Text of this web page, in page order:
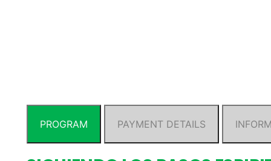
PROGRAM PAYMENT DETAILS